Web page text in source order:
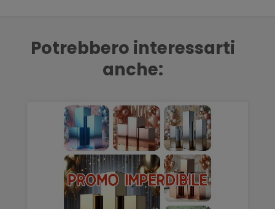
Potrebbero interessarti
anche: